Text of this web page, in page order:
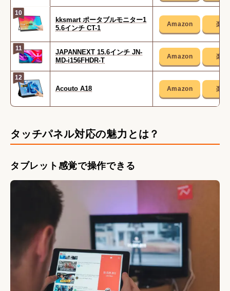
10
kksmart ポータブルモニター1
5.6インチ CT-1
11
JAPANNEXT 15.6インチ JN-
MD-i156FHDR-T
12
Acouto A18
タッチパネル対応の魅力とは？
タブレット感覚で操作できる